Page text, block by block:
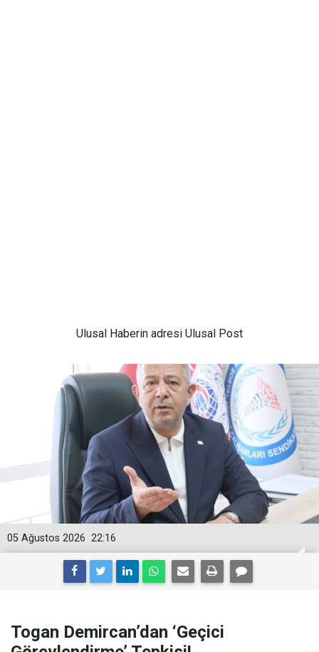
Ulusal Haberin adresi Ulusal Post
22:16
05 Ağustos 2026
Togan Demircan’dan ‘Geçici